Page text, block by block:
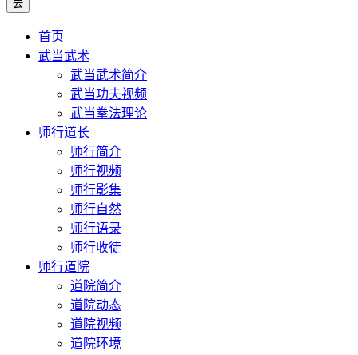
首页
武当武术
武当武术简介
武当功夫视频
武当拳法理论
师行道长
师行简介
师行视频
师行影集
师行自然
师行语录
师行收徒
师行道院
道院简介
道院动态
道院视频
道院环境